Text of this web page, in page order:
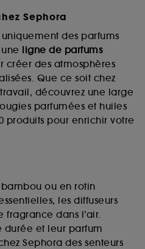
Sephora
des parfums
ligne de parfums
créer des atmosphères
Que ce soit chez
découvrez une large
parfumées et huiles
produits pour enrichir votre
ou en rotin
les diffuseurs
dans l’air.
durée et leur parfum
Sephora des senteurs